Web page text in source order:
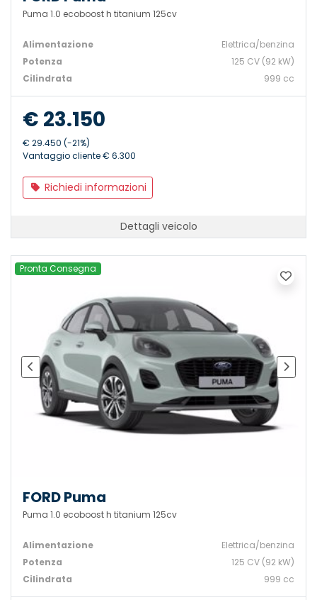
Puma 1.0 ecoboost h titanium 125cv
Alimentazione
Elettrica/benzina
Potenza
125 CV (92 kW)
Cilindrata
999 cc
€ 23.150
€ 29.450 (-21%)
Vantaggio cliente € 6.300
Richiedi informazioni
Dettagli veicolo
Pronta Consegna
FORD Puma
Puma 1.0 ecoboost h titanium 125cv
Alimentazione
Elettrica/benzina
Potenza
125 CV (92 kW)
Cilindrata
999 cc